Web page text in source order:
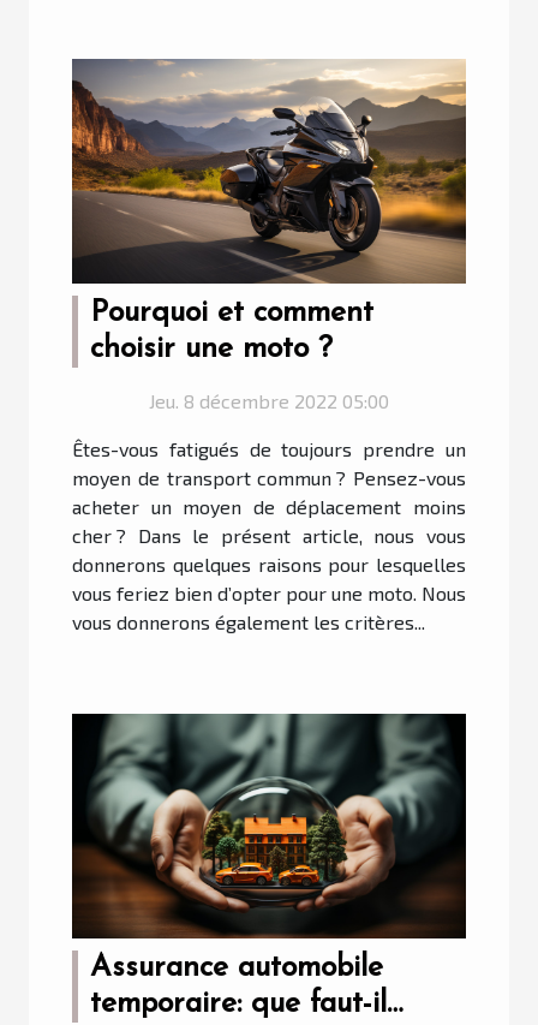
Pourquoi et comment
choisir une moto ?
Jeu. 8 décembre 2022 05:00
Êtes-vous fatigués de toujours prendre un
moyen de transport commun ? Pensez-vous
acheter un moyen de déplacement moins
cher ? Dans le présent article, nous vous
donnerons quelques raisons pour lesquelles
vous feriez bien d’opter pour une moto. Nous
vous donnerons également les critères...
Assurance automobile
temporaire: que faut-il